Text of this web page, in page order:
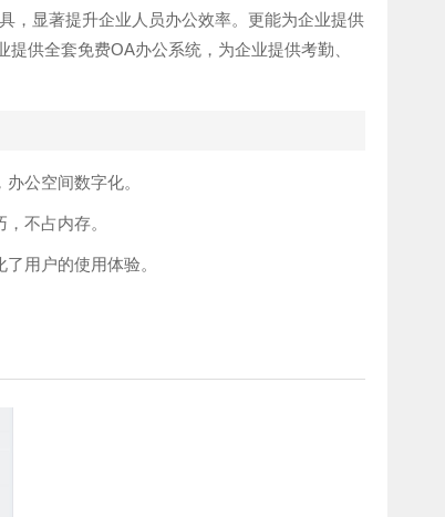
，显著提升企业人员办公效率。更能为企业提供
供全套免费OA办公系统，为企业提供考勤、
公空间数字化。
不占内存。
用户的使用体验。